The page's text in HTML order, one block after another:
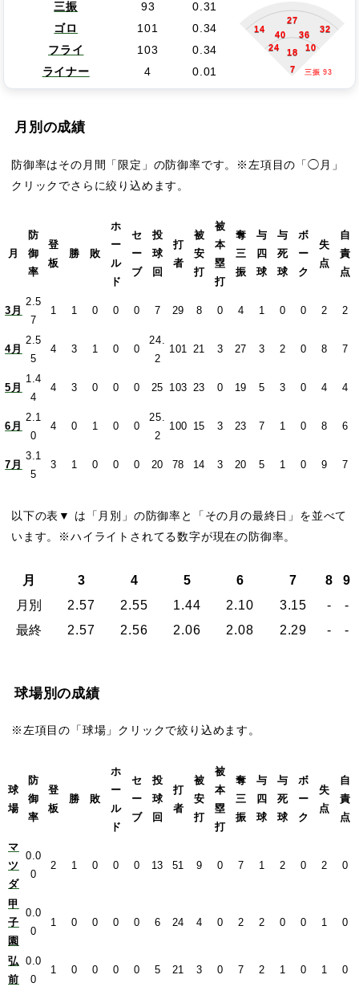
三振
93 0.31
14
27
32
40
36
24
10
18
7
三振 93
ゴロ 101
0.34
フライ
103
0.34
ライナー
4 0.01
月別の成績
防御率はその月間「限定」の防御率です。※左項目の「◯月」
クリックでさらに絞り込めます。
月
防
御
率
登
板
勝 敗
ホ
ー
ル
ド
セ
ー
ブ
投
球
回
打
者
被
安
打
被
本
塁
打
奪
三
振
与
四
球
与
死
球
ボ
ー
ク
失
点
自
責
点
3月
2.5
7
1 1 0 0 0 7 29 8 0 4 1 0 0 2 2
4月
2.5
5
4 3 1 0 0
24.
2
101 21 3 27 3 2 0 8 7
5月
1.4
4
4 3 0 0 0 25 103 23 0 19 5 3 0 4 4
6月
2.1
0
4 0 1 0 0
25.
2
100 15 3 23 7 1 0 8 6
7月
3.1
5
3 1 0 0 0 20 78 14 3 20 5 1 0 9 7
以下の表▼ は「月別」の防御率と「その月の最終日」を並べて
います。※ハイライトされてる数字が現在の防御率。
月 3 4 5 6 7 8
9
月別
2.57 2.55 1.44 2.10 3.15 -
-
最終
2.57 2.56 2.06 2.08 2.29 - -
球場別の成績
※左項目の「球場」クリックで絞り込めます。
球
場
防
御
率
登
板
勝 敗
ホ
ー
ル
ド
セ
ー
ブ
投
球
回
打
者
被
安
打
被
本
塁
打
奪
三
振
与
四
球
与
死
球
ボ
ー
ク
失
点
自
責
点
マ
ツ
ダ
0.0
0
2 1 0 0 0 13 51 9 0 7 1 2 0 2 0
甲
子
園
0.0
0
1 0 0 0 0 6 24 4 0 2 2 0 0 1 0
弘
前
0.0
0
1 0 0 0 0 5 21 3 0 7 2 1 0 1 0